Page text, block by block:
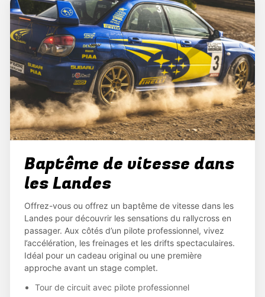
Baptême de vitesse dans
les Landes
Offrez-vous ou offrez un baptême de vitesse dans les
Landes pour découvrir les sensations du rallycross en
passager. Aux côtés d’un pilote professionnel, vivez
l’accélération, les freinages et les drifts spectaculaires.
Idéal pour un cadeau original ou une première
approche avant un stage complet.
Tour de circuit avec pilote professionnel